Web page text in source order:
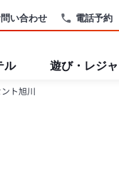
電話予約
い合わせ
ル 遊び・レジ
ト旭川